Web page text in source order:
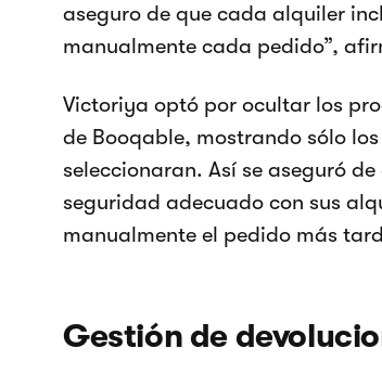
aseguro de que cada alquiler
manualmente cada pedido”,
Victoriya optó por ocultar los
de Booqable, mostrando sólo
seleccionaran. Así se aseguró
seguridad adecuado con sus
manualmente el pedido más
Gestión de